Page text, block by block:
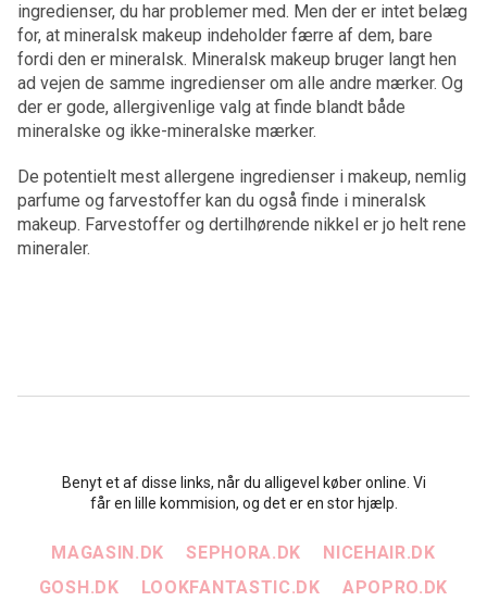
ingredienser, du har problemer med. Men der er intet belæg
for, at mineralsk makeup indeholder færre af dem, bare
fordi den er mineralsk. Mineralsk makeup bruger langt hen
ad vejen de samme ingredienser om alle andre mærker. Og
der er gode, allergivenlige valg at finde blandt både
mineralske og ikke-mineralske mærker.
De potentielt mest allergene ingredienser i makeup, nemlig
parfume og farvestoffer kan du også finde i mineralsk
makeup. Farvestoffer og dertilhørende nikkel er jo helt rene
mineraler.
Benyt et af disse links, når du alligevel køber online. Vi
får en lille kommision, og det er en stor hjælp.
MAGASIN.DK SEPHORA.DK
NICEHAIR.DK
GOSH.DK
LOOKFANTASTIC.DK APOPRO.DK